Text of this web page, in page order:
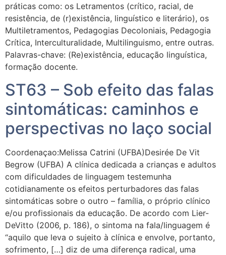
práticas como: os Letramentos (crítico, racial, de
resistência, de (r)existência, linguístico e literário), os
Multiletramentos, Pedagogias Decoloniais, Pedagogia
Crítica, Interculturalidade, Multilinguismo, entre outras.
Palavras-chave: (Re)existência, educação linguística,
formação docente.
ST63 – Sob efeito das falas
sintomáticas: caminhos e
perspectivas no laço social
Coordenaçao:Melissa Catrini (UFBA)Desirée De Vit
Begrow (UFBA) A clínica dedicada a crianças e adultos
com dificuldades de linguagem testemunha
cotidianamente os efeitos perturbadores das falas
sintomáticas sobre o outro – família, o próprio clínico
e/ou profissionais da educação. De acordo com Lier-
DeVitto (2006, p. 186), o sintoma na fala/linguagem é
“aquilo que leva o sujeito à clínica e envolve, portanto,
sofrimento, […] diz de uma diferença radical, uma